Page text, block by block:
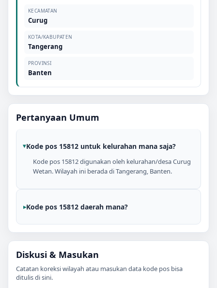
KECAMATAN
Curug
KOTA/KABUPATEN
Tangerang
PROVINSI
Banten
Pertanyaan Umum
Kode pos 15812 untuk kelurahan mana saja?
Kode pos 15812 digunakan oleh kelurahan/desa Curug
Wetan. Wilayah ini berada di Tangerang, Banten.
Kode pos 15812 daerah mana?
Diskusi & Masukan
Catatan koreksi wilayah atau masukan data kode pos bisa
ditulis di sini.